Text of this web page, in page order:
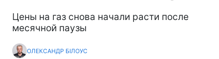
Цены на газ снова начали расти после
месячной паузы
ОЛЕКСАНДР БІЛОУС